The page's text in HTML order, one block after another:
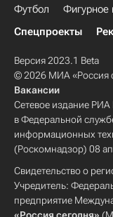
Футбол Фигурное
Спецпроекты
Версия 2023.1 Beta
© 2026 МИА «Россия
Вакансии
Сетевое издание РИА
в Федеральной
информационных
(Роскомнадзор) 08
Свидетельство о
Учредитель:
предприятие